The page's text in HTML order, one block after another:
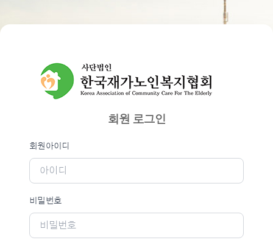
회원 로그인
회원로그인
회원아이디
비밀번호